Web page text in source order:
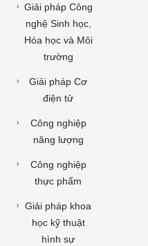
Giải pháp Công
nghệ Sinh học,
Hóa học và Môi
trường
Giải pháp Cơ
điện tử
Công nghiệp
năng lượng
Công nghiệp
thực phẩm
Giải pháp khoa
học kỹ thuật
hình sự